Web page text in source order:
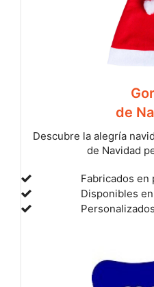
de
Descubre la alegría
de Navidad
Fabricados en
Disponibles